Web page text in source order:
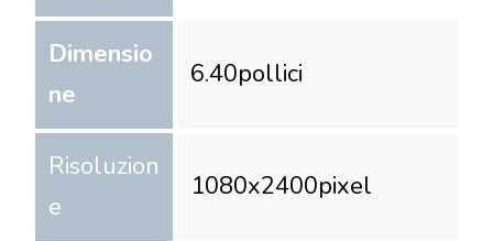
Dimensio
ne
6.40pollici
Risoluzion
e
1080x2400pixel